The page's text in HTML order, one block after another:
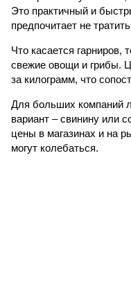
Это практичный и
предпочитает не
Что касается гарниров,
свежие овощи и грибы.
за килограмм, что
Для больших компаний
вариант – свинину или
цены в магазинах и на
могут колебаться.